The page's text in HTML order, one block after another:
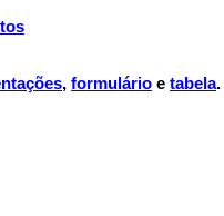
, formulário e tabela.